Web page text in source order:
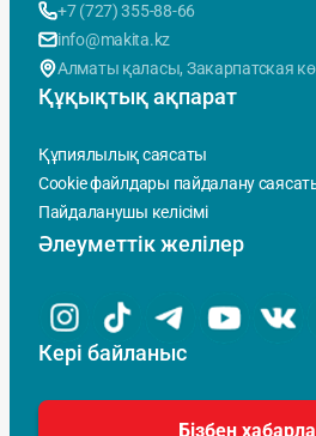
+7 (727) 355-88-66
info@makita.kz
Алматы қаласы, Закарпатская
Құқықтық ақпарат
Құпиялылық саясаты
Cookie файлдары пайдалану
Пайдаланушы келісімі
Әлеуметтік желілер
Кері байланыс
Бізбен